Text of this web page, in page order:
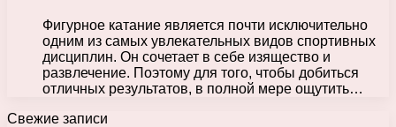
Фигурное катание является почти исключительно
одним из самых увлекательных видов спортивных
дисциплин. Он сочетает в себе изящество и
развлечение. Поэтому для того, чтобы добиться
отличных результатов, в полной мере ощутить…
Свежие записи